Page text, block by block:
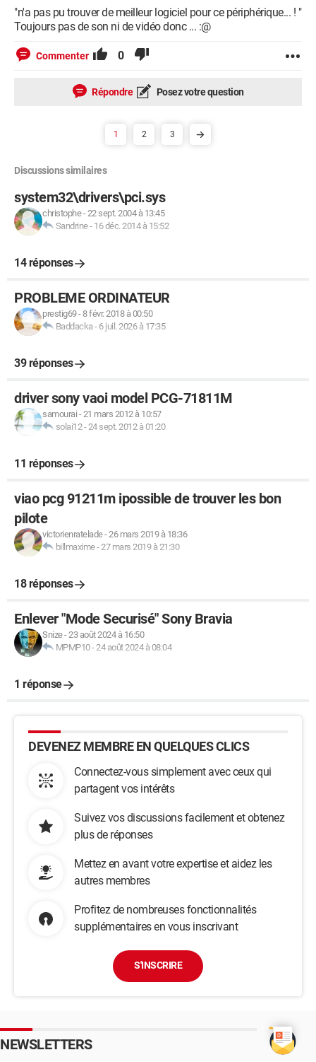
"n'a pas pu trouver de meilleur logiciel pour ce périphérique... ! "
Toujours pas de son ni de vidéo donc ... :@
Commenter 0
Répondre Posez votre question
1 2 3
Discussions similaires
system32\drivers\pci.sys
christophe-22 sept. 2004 à 13:45
Sandrine- 16 déc. 2014 à 15:52
14 réponses
PROBLEME ORDINATEUR
prestig69-8 févr. 2018 à 00:50
Baddacka - 6 juil. 2026 à 17:35
39 réponses
driver sony vaoi model PCG-71811M
samourai -21 mars 2012 à 10:57
solai12-24 sept. 2012 à 01:20
11 réponses
viao pcg 91211m ipossible de trouver les bon
pilote
victorienratelade-26 mars 2019 à 18:36
billmaxime-27 mars 2019 à 21:30
18 réponses
Enlever "Mode Securisé" Sony Bravia
Snize-23 août 2024 à 16:50
MPMP10-24 août 2024 à 08:04
1 réponse
DEVENEZ MEMBRE EN QUELQUES CLICS
Connectez-vous simplement avec ceux qui
partagent vos intérêts
Suivez vos discussions facilement et obtenez
plus de réponses
Mettez en avant votre expertise et aidez les
autres membres
Profitez de nombreuses fonctionnalités
supplémentaires en vous inscrivant
S'INSCRIRE
NEWSLETTERS